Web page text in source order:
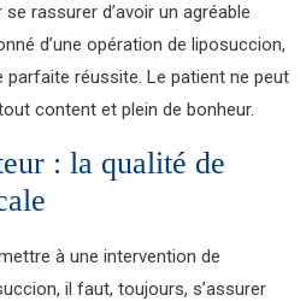
rassurer d’avoir un agréable
d’une opération de liposuccion,
parfaite réussite. Le patient ne peut
content et plein de bonheur.
: la qualité de
à une intervention de
il faut, toujours, s’assurer